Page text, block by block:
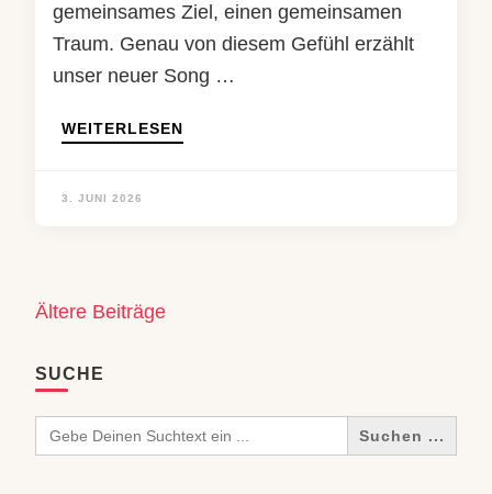
gemeinsames Ziel, einen gemeinsamen
Traum. Genau von diesem Gefühl erzählt
unser neuer Song …
WEITERLESEN
3. JUNI 2026
Beitragsnavigation
Ältere Beiträge
SUCHE
Search
for: